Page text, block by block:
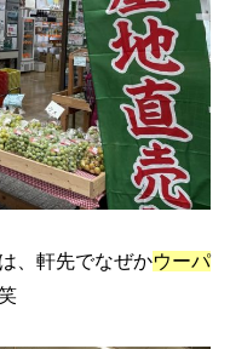
、軒先でなぜかウーパ